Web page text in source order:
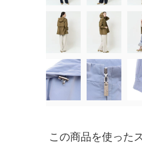
この商品を使った